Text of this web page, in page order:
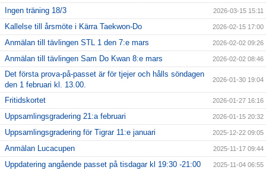
Ingen träning 18/3 2026-03-15 15:11
Kallelse till årsmöte i Kärra Taekwon-Do 2026-02-15 17:00
Anmälan till tävlingen STL 1 den 7:e mars 2026-02-02 09:26
Anmälan till tävlingen Sam Do Kwan 8:e mars 2026-02-02 08:46
Det första prova-på-passet är för tjejer och hålls söndagen
den 1 februari kl. 13.00.
2026-01-30 19:04
Fritidskortet 2026-01-27 16:16
Uppsamlingsgradering 21:a februari 2026-01-15 20:32
Uppsamlingsgradering för Tigrar 11:e januari 2025-12-22 09:05
Anmälan Lucacupen 2025-11-17 09:44
Uppdatering angående passet på tisdagar kl 19:30 -21:00 2025-11-04 06:55